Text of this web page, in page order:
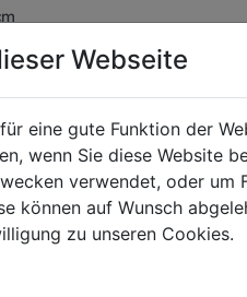
15 cm
Webseite
eine gute Funktion der
wenn Sie diese Website
verwendet, oder um
können auf Wunsch
zu unseren Cookies.